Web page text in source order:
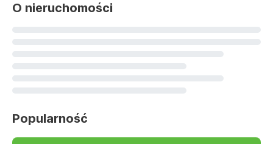
O nieruchomości
Popularność